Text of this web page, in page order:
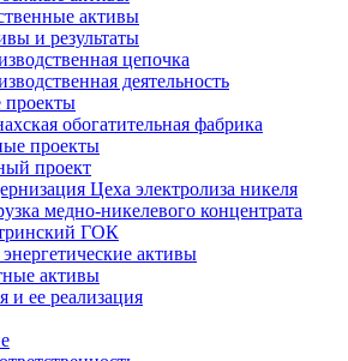
активы
и результаты
цепочка
деятельность
обогатительная фабрика
проекты
проект
Цеха электролиза никеля
медно-никелевого концентрата
ГОК
активы
активы
и ее реализация